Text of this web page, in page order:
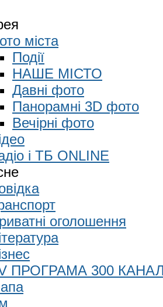
міста
Події
НАШЕ МІСТО
Давні фото
Панорамні 3D фото
Вечірні фото
і ТБ ONLINE
оголошення
ПРОГРАМА 300